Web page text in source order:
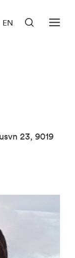
EN
23, 9019